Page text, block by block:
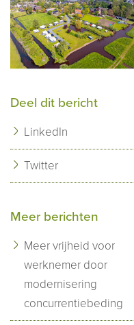
Deel dit bericht
LinkedIn
Twitter
Meer berichten
Meer vrijheid voor
werknemer door
modernisering
concurrentiebeding